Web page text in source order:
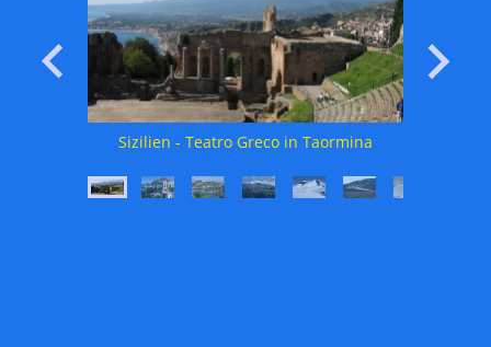
Sizilien - Teatro Greco in Taormina